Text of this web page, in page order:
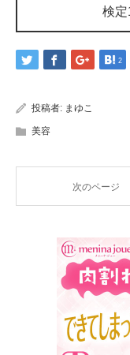
検定
2
投稿者: まゆこ
美容
次のページ